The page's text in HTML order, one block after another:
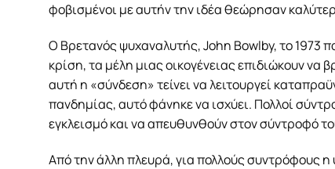
φοβισμένοι με αυτήν την ιδέα θεώρησαν
O Βρετανός ψυχαναλυτής, John Bowlby, το 1973
κρίση, τα μέλη μιας οικογένειας επιδιώκουν να
αυτή η «σύνδεση» τείνει να λειτουργεί
πανδημίας, αυτό φάνηκε να ισχύει. Πολλοί
εγκλεισμό και να απευθυνθούν στον σύντροφό
Από την άλλη πλευρά, για πολλούς συντρόφους